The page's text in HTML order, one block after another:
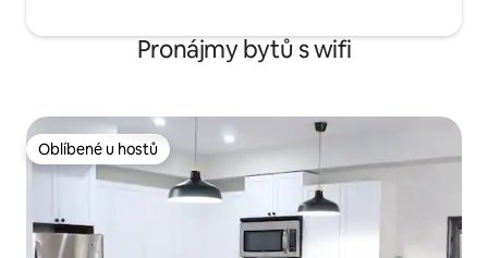
Pronájmy bytů s wifi
Oblíbené u hostů
Oblíbené u hostů